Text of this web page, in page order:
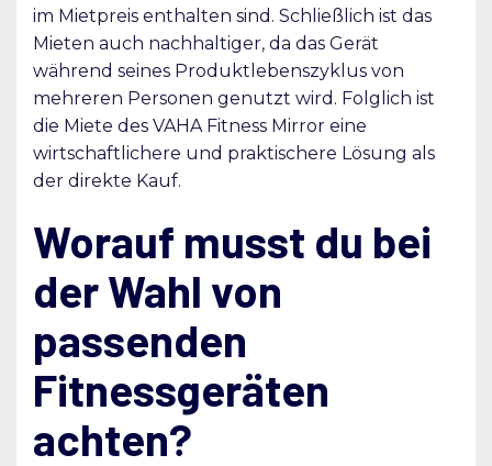
im Mietpreis enthalten sind. Schließlich ist das
Mieten auch nachhaltiger, da das Gerät
während seines Produktlebenszyklus von
mehreren Personen genutzt wird. Folglich ist
die Miete des VAHA Fitness Mirror eine
wirtschaftlichere und praktischere Lösung als
der direkte Kauf.
Worauf musst du bei
der Wahl von
passenden
Fitnessgeräten
achten?